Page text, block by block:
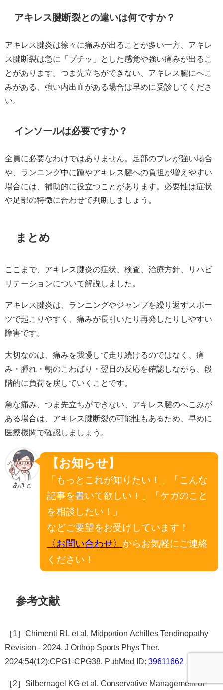
アキレス腱断裂との違いは何ですか？
アキレス腱炎は徐々に痛みが出ることが多い一方、アキレ
ス腱断裂は急に「ブチッ」とした感覚や強い痛みが出るこ
とがあります。つま先立ちができない、アキレス腱にへこ
みがある、強い内出血がある場合は早めに受診してくださ
い。
インソールは必要ですか？
全員に必要なわけではありません。足部のブレが強い場合
や、ランニング中に踵やアキレス腱への負担が増えやすい
場合には、補助的に役立つことがあります。必要性は症状
や足部の特徴に合わせて判断しましょう。
まとめ
ここまで、アキレス腱炎の症状、検査、治療方針、リハビ
リテーションについて解説しました。
アキレス腱炎は、ランニングやジャンプを繰り返すスポー
ツで起こりやすく、痛みが長引いたり再発したりしやすい
障害です。
大切なのは、痛みを我慢して走り続けるのではなく、痛
み・腫れ・朝のこわばり・翌日の反応を確認しながら、段
階的に負荷を戻していくことです。
急な痛み、つま先立ちができない、アキレス腱のへこみが
ある場合は、アキレス腱断裂の可能性もあるため、早めに
医療機関で確認しましょう。
あきと
【お知らせ】
「もっとこれが知りたい！」「こんな
記事を書いて欲しい！」「ケガのこと
を相談したい！」
などご要望をお受けしています！
〈お問い合わせ〉 からお気軽にご連絡
ください！
参考文献
［1］Chimenti RL et al. Midportion Achilles Tendinopathy
Revision - 2024. J Orthop Sports Phys Ther.
2024;54(12):CPG1-CPG38. PubMed ID: 39611662
［2］Silbernagel KG et al. Conservative Management of